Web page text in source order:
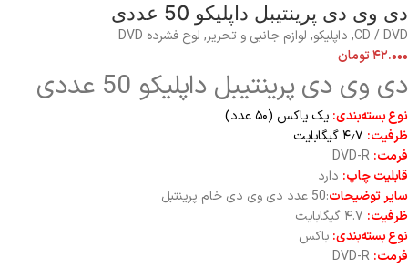
دی وی دی پرینتیبل داپلیکو 50 عددی
CD / DVD
, داپلیکو, لوازم جانبی و تحریر, لوح فشرده DVD
۴۲.۰۰۰تومان
دی وی دی پرینتیبل داپلیکو 50 عددی
نوع بسته‌بندی: یک یاکس (۵۰ عدد)
ظرفیت:
فرمت: DVD-R
قابلیت چاپ: دارد
سایر توضیحات:50 عدد دی وی دی خام پرینتبل
ظرفیت: ۴.۷ گیگابایت
نوع بسته‌بندی: باکس
فرمت: